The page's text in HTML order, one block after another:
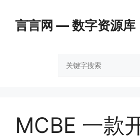
言言网 — 数字资源库
MCBE 一款